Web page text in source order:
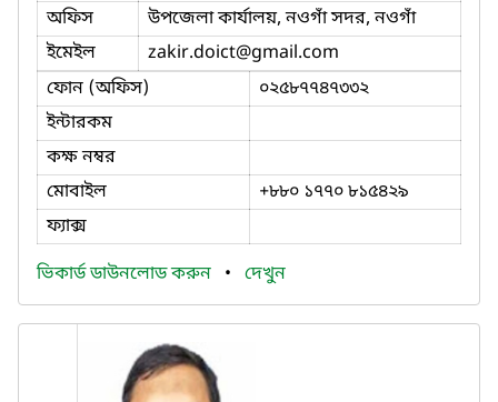
অফিস
উপজেলা কার্যালয়, নওগাঁ সদর, নওগাঁ
ইমেইল
zakir.doict@gmail.com
ফোন (অফিস)
০২৫৮৭৭৪৭৩৩২
ইন্টারকম
কক্ষ নম্বর
মোবাইল
+৮৮০ ১৭৭০ ৮১৫৪২৯
ফ্যাক্স
ভিকার্ড ডাউনলোড করুন • দেখুন